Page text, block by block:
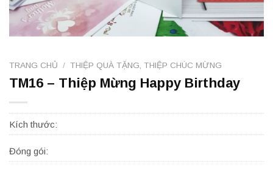
TRANG CHỦ / THIỆP QUÀ TẶNG, THIỆP CHÚC MỪNG
TM16 – Thiệp Mừng Happy Birthday
Kích thước:
Đóng gói: